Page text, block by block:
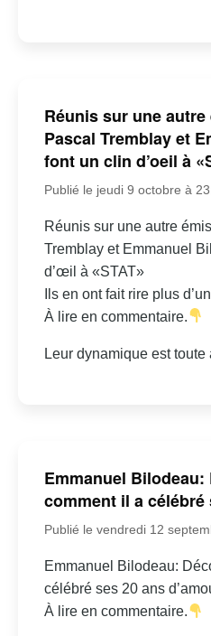
Réunis sur une
Pascal Tremblay et
font un clin d’oeil à
Publié le jeudi 9 octobre à
Réunis sur une autre
Tremblay et Emmanuel
d’œil à «STAT»
Ils en ont fait rire plus
À lire en commentaire.
Leur dynamique est toute
Emmanuel Bilodeau:
comment il a célébré
Publié le vendredi 12
Emmanuel Bilodeau:
célébré ses 20 ans
À lire en commentaire.